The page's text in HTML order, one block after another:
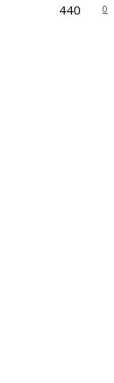
0
440